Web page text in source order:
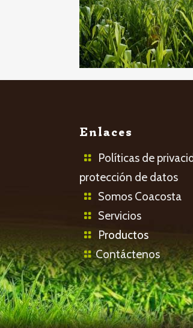
Enlaces
Políticas de
protección de datos
Somos Coacosta
Servicios
Productos
Contáctenos